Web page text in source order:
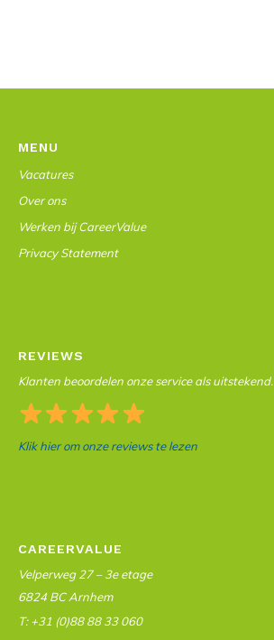
MENU
Vacatures
Over ons
Werken bij CareerValue
Privacy Statement
REVIEWS
Klanten beoordelen onze service als uitstekend.
Klik hier om onze reviews te lezen
CAREERVALUE
Velperweg 27 – 3e etage
6824 BC Arnhem
T: +31 (0)88 88 33 060